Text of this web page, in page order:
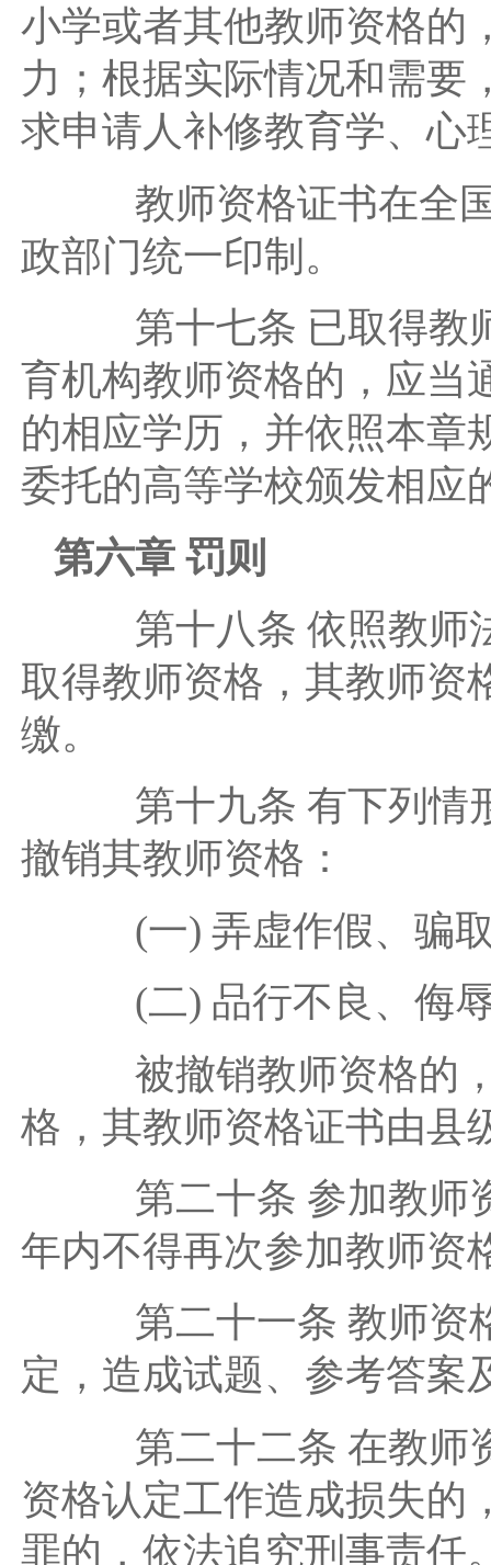
小学或者其他教师资格的
力；根据实际情况和需要
求申请人补修教育学、心
教师资格证书在全国
政部门统一印制。
第十七条 已取得教师
育机构教师资格的，应当
的相应学历，并依照本章
委托的高等学校颁发相应
第六章 罚则
第十八条 依照教师法
取得教师资格，其教师资
缴。
第十九条 有下列情形
撤销其教师资格：
(一) 弄虚作假、骗取
(二) 品行不良、侮辱
被撤销教师资格的，
格，其教师资格证书由县
第二十条 参加教师资
年内不得再次参加教师资
第二十一条 教师资格
定，造成试题、参考答案
第二十二条 在教师资
资格认定工作造成损失的
罪的，依法追究刑事责任